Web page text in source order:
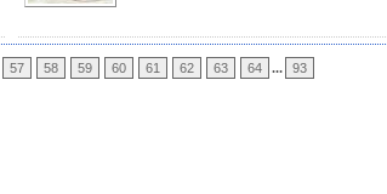
57 58 59 60 61 62 63 64 ... 93